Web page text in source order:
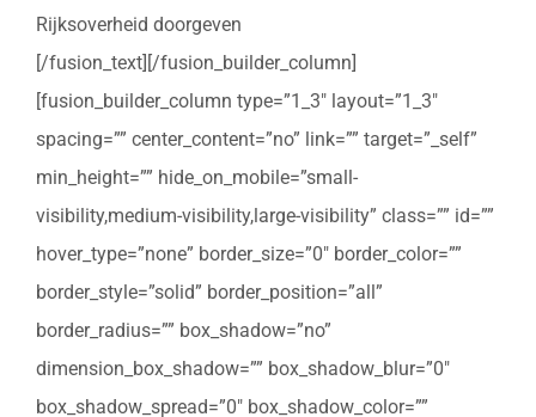
Rijksoverheid doorgeven
[/fusion_text][/fusion_builder_column]
[fusion_builder_column type=”1_3″ layout=”1_3″
spacing=”” center_content=”no” link=”” target=”_self”
min_height=”” hide_on_mobile=”small-
visibility,medium-visibility,large-visibility” class=”” id=””
hover_type=”none” border_size=”0″ border_color=””
border_style=”solid” border_position=”all”
border_radius=”” box_shadow=”no”
dimension_box_shadow=”” box_shadow_blur=”0″
box_shadow_spread=”0″ box_shadow_color=””